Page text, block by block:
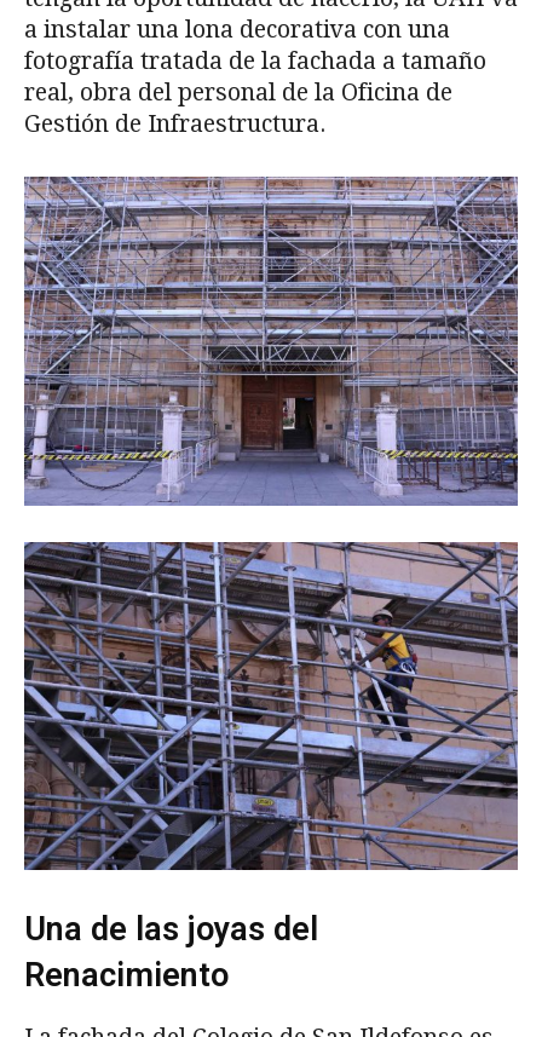
a instalar una lona decorativa con una
fotografía tratada de la fachada a tamaño
real, obra del personal de la Oficina de
Gestión de Infraestructura.
Una de las joyas del
Renacimiento